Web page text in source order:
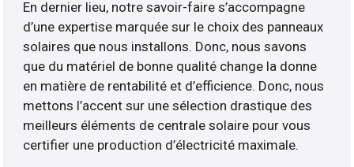
En dernier lieu, notre savoir-faire s’accompagne
d’une expertise marquée sur le choix des panneaux
solaires que nous installons. Donc, nous savons
que du matériel de bonne qualité change la donne
en matière de rentabilité et d’efficience. Donc, nous
mettons l’accent sur une sélection drastique des
meilleurs éléments de centrale solaire pour vous
certifier une production d’électricité maximale.